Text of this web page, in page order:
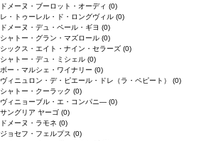
ドメーヌ・ブーロット・オーディ (0)
レ・トゥーレル・ド・ロングヴィル (0)
ドメーヌ・デュ・ペール・ギヨ (0)
シャトー・グラン・マズロール (0)
シックス・エイト・ナイン・セラーズ (0)
シャトー・デュ・ミシェル (0)
ボー・マルシェ・ワイナリー (0)
ヴィニュロン・デ・ピエール・ドレ（ラ・ペピート） (0)
シャトー・クーラック (0)
ヴィニョーブル・エ・コンパニ― (0)
サングリア ヤーゴ (0)
ドメーヌ・ラモネ (0)
ジョセフ・フェルプス (0)